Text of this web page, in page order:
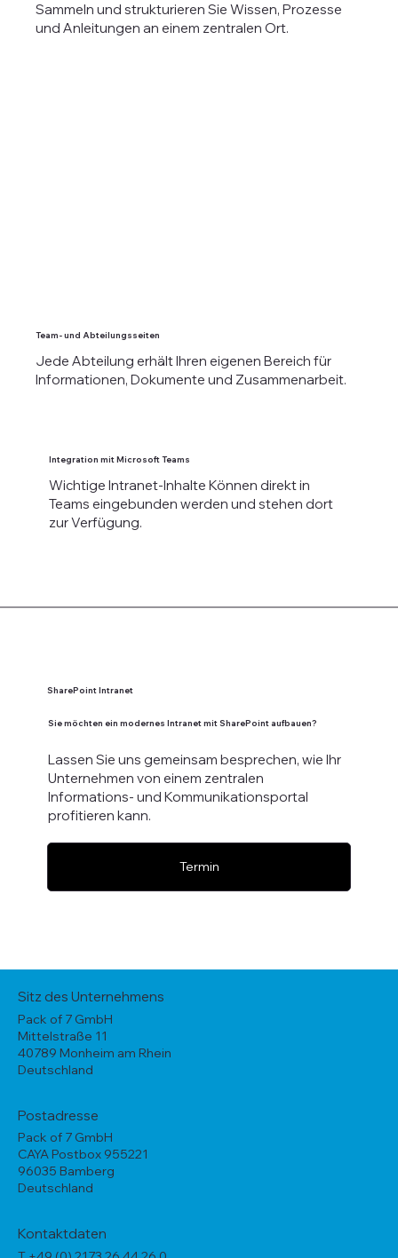
Sammeln und strukturieren Sie Wissen, Prozesse
und Anleitungen an einem zentralen Ort.
Team- und Abteilungsseiten
Jede Abteilung erhält Ihren eigenen Bereich für
Informationen, Dokumente und Zusammenarbeit.
Integration mit Microsoft Teams
Wichtige Intranet-Inhalte Können direkt in
Teams eingebunden werden und stehen dort
zur Verfügung.
SharePoint Intranet
Sie möchten ein modernes Intranet mit SharePoint aufbauen?
Lassen Sie uns gemeinsam besprechen, wie Ihr
Unternehmen von einem zentralen
Informations- und Kommunikationsportal
profitieren kann.
Termin
Sitz des Unternehmens
Pack of 7 GmbH
Mittelstraße 11
40789 Monheim am Rhein
Deutschland
Postadresse
Pack of 7 GmbH
CAYA Postbox 955221
96035 Bamberg
Deutschland
Kontaktdaten